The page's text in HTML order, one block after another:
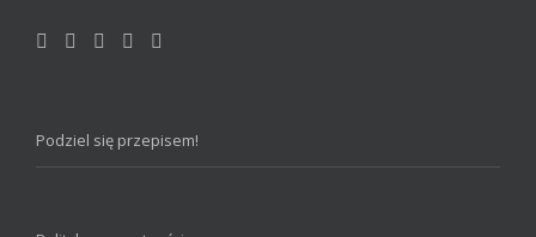
Podziel się przepisem!